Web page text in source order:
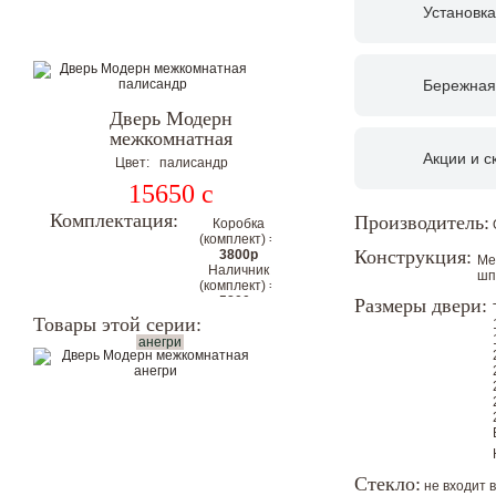
Дверь Модерн
межкомнатная
Цвет: палисандр
15650 c
Комплектация:
Коробка
(комплект) =
3800р
Наличник
(комплект) =
5800р
коробкой и
Товары этой серии:
анегри
Акции и
Производитель:
Конструкция:
Размеры двери:
Стекло: не входит